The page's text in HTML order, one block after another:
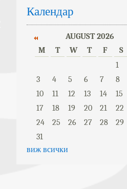
Календар
AUGUST 2026
M
T W T F S
1
3
4 5 6 7 8
10
11 12 13 14 15
17
18 19 20 21 22
24
25 26 27 28 29
31
виж всички